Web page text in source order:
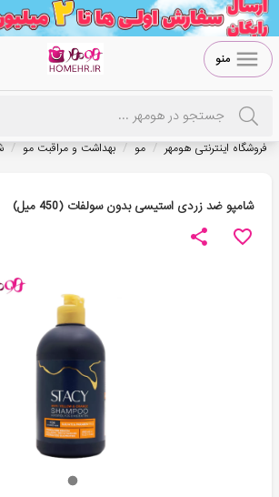
منو
فروشگاه اینترنتی هومهر / مو / بهداشت و مراقبت مو /
شامپو ضد زردی استیسی بدون سولفات (450 میل)